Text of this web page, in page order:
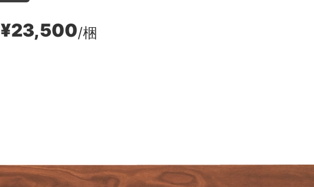
¥23,500/梱